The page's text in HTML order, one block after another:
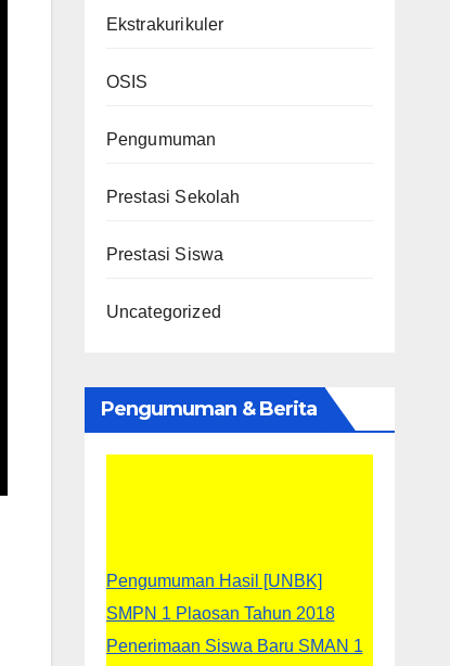
Ekstrakurikuler
OSIS
Pengumuman
Prestasi Sekolah
Prestasi Siswa
Uncategorized
Pengumuman & Berita
SMPN 1 Plaosan Tahun 2018
Penerimaan Siswa Baru SMAN 1
Magetan T/A 2018/2019